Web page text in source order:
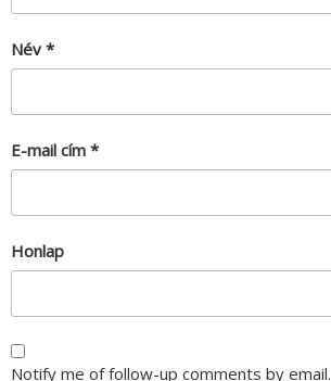
Név *
E-mail cím *
Honlap
Notify me of follow-up comments by email.